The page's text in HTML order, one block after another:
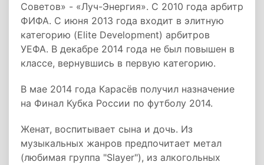
Советов» - «Луч-Энергия». С 2010 года арбитр
ФИФА. С июня 2013 года входит в элитную
категорию (Elite Development) арбитров
УЕФА. В декабре 2014 года не был повышен в
классе, вернувшись в первую категорию.
В мае 2014 года Карасёв получил назначение
на Финал Кубка России по футболу 2014.
Женат, воспитывает сына и дочь. Из
музыкальных жанров предпочитает метал
(любимая группа "Slayer"), из алкогольных